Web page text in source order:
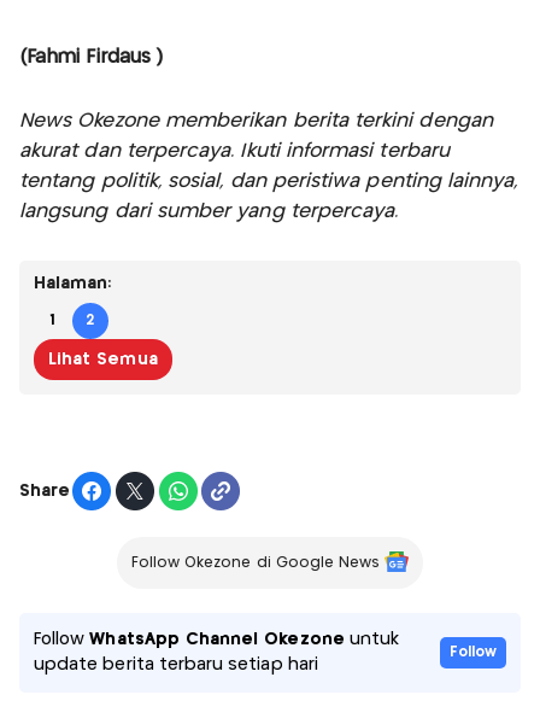
(Fahmi Firdaus )
News Okezone memberikan berita terkini dengan
akurat dan terpercaya. Ikuti informasi terbaru
tentang politik, sosial, dan peristiwa penting lainnya,
langsung dari sumber yang terpercaya.
Halaman:
1 2
Lihat Semua
Share
Follow Okezone di Google News
FollowWhatsApp Channel Okezone untuk
update berita terbaru setiap hari
Follow